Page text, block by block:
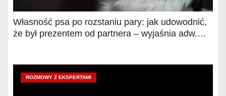
Własność psa po rozstaniu pary: jak udowodnić,
że był prezentem od partnera – wyjaśnia adw.
ROZMOWY Z EKSPERTAMI